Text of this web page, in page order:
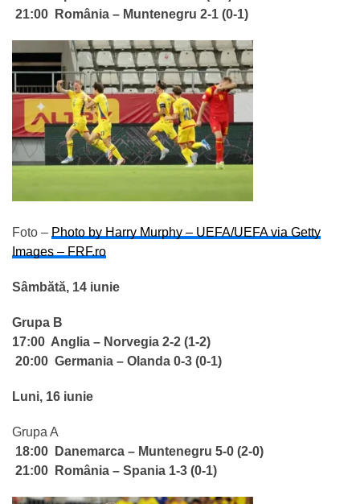
21:00
România – Muntenegru 2-1 (0-1)
Foto – Photo by Harry Murphy – UEFA/UEFA via Getty
Images – FRF.ro
Sâmbătă, 14 iunie
Grupa B
17:00 Anglia – Norvegia 2-2 (1-2)
20:00 Germania – Olanda 0-3 (0-1)
Luni, 16 iunie
Grupa A
18:00
Danemarca – Muntenegru 5-0 (2-0)
21:00
România – Spania 1-3 (0-1)